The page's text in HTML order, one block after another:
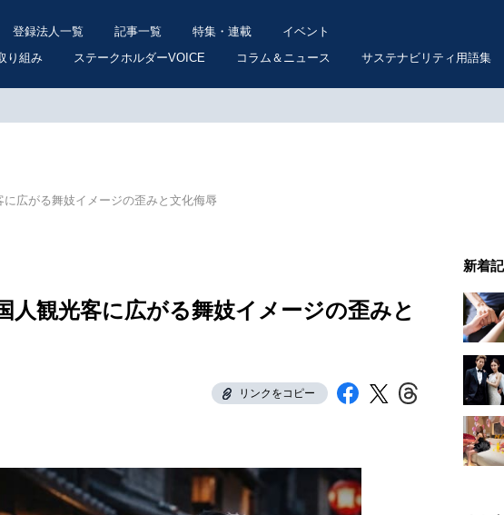
登録法人一覧 記事一覧 特集・連載
イベント
り組み
ステークホルダーVOICE コラム＆ニュース サステナビリティ用語集
広がる舞妓イメージの歪みと文化侮辱
観光客に広がる舞妓イメージの歪みと
リンクをコピー
新着